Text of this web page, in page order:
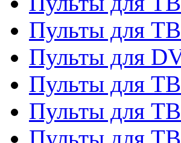
Пульты для ТВ
Пульты для
Пульты для ТВ
Пульты для ТВ
Пульты для ТВ